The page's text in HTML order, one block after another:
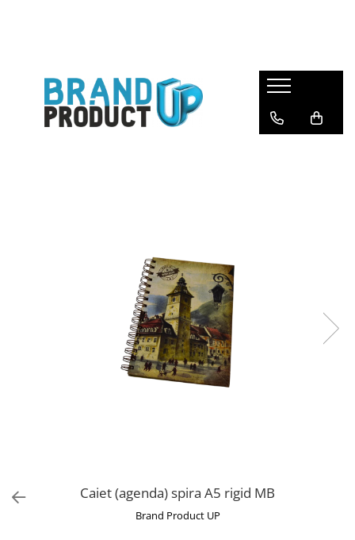
Agende, calendare si plannere
Birotica si Papetarie
Caiet (agenda) spira A5 rigid MB
Brand Product UP